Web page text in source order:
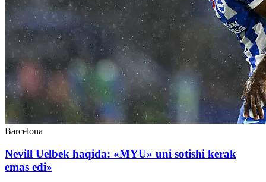
Barcelona
Nevill Uelbek haqida: «MYU» uni sotishi kerak
emas edi»